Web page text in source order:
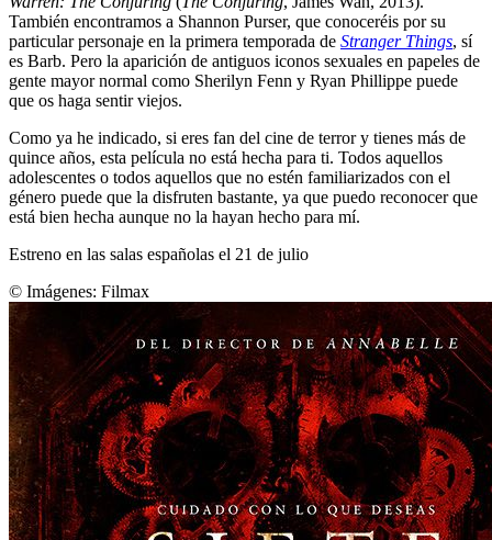
También encontramos a Shannon Purser, que conoceréis por su
particular personaje en la primera temporada de Stranger Things, sí
es Barb. Pero la aparición de antiguos iconos sexuales en papeles de
gente mayor normal como Sherilyn Fenn y Ryan Phillippe puede
que os haga sentir viejos.
Como ya he indicado, si eres fan del cine de terror y tienes más de
quince años, esta película no está hecha para ti. Todos aquellos
adolescentes o todos aquellos que no estén familiarizados con el
género puede que la disfruten bastante, ya que puedo reconocer que
está bien hecha aunque no la hayan hecho para mí.
Estreno en las salas españolas el 21 de julio
© Imágenes: Filmax